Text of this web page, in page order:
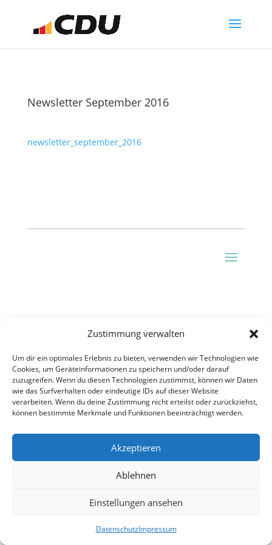
Zustimmung verwalten
Um dir ein optimales Erlebnis zu bieten, verwenden wir Technologien wie
Cookies, um Geräteinformationen zu speichern und/oder darauf
zuzugreifen. Wenn du diesen Technologien zustimmst, können wir Daten
wie das Surfverhalten oder eindeutige IDs auf dieser Website
verarbeiten. Wenn du deine Zustimmung nicht erteilst oder zurückziehst,
können bestimmte Merkmale und Funktionen beeinträchtigt werden.
Akzeptieren
Ablehnen
Einstellungen ansehen
DatenschutzImpressum
Newsletter September 2016
newsletter_september_2016